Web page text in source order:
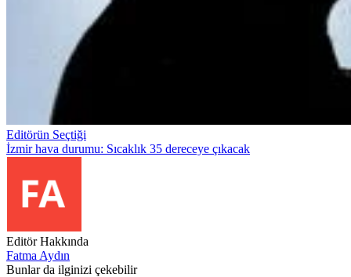
Editörün Seçtiği
İzmir hava durumu: Sıcaklık 35 dereceye çıkacak
Editör Hakkında
Fatma Aydın
Bunlar da ilginizi çekebilir